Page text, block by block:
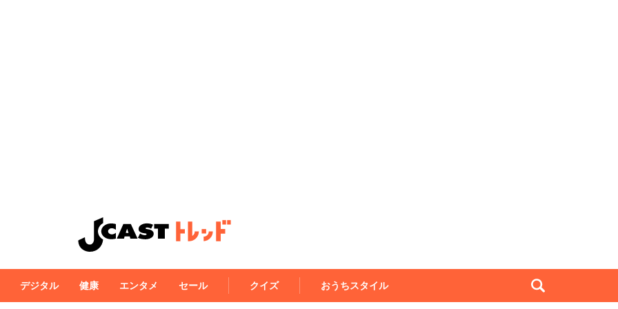
デジタル 健康 エンタメ セール クイズ おうちスタイル